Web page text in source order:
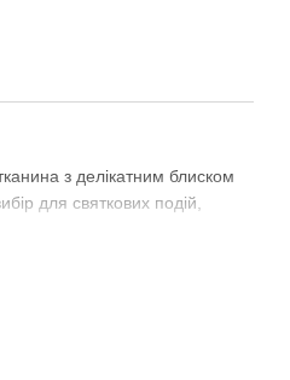
з делікатним блиском
для святкових подій,